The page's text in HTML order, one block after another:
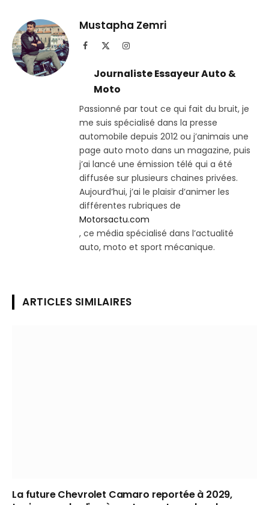
Telegram
Mustapha Zemri
Facebook Instagram
Journaliste Essayeur Auto &
Moto
Passionné par tout ce qui fait du bruit, je
me suis spécialisé dans la presse
automobile depuis 2012 ou j’animais une
page auto moto dans un magazine, puis
j’ai lancé une émission télé qui a été
diffusée sur plusieurs chaines privées.
Aujourd’hui, j’ai le plaisir d’animer les
différentes rubriques de
Motorsactu.com
, ce média spécialisé dans l’actualité
auto, moto et sport mécanique.
ARTICLES SIMILAIRES
La future Chevrolet Camaro reportée à 2029,